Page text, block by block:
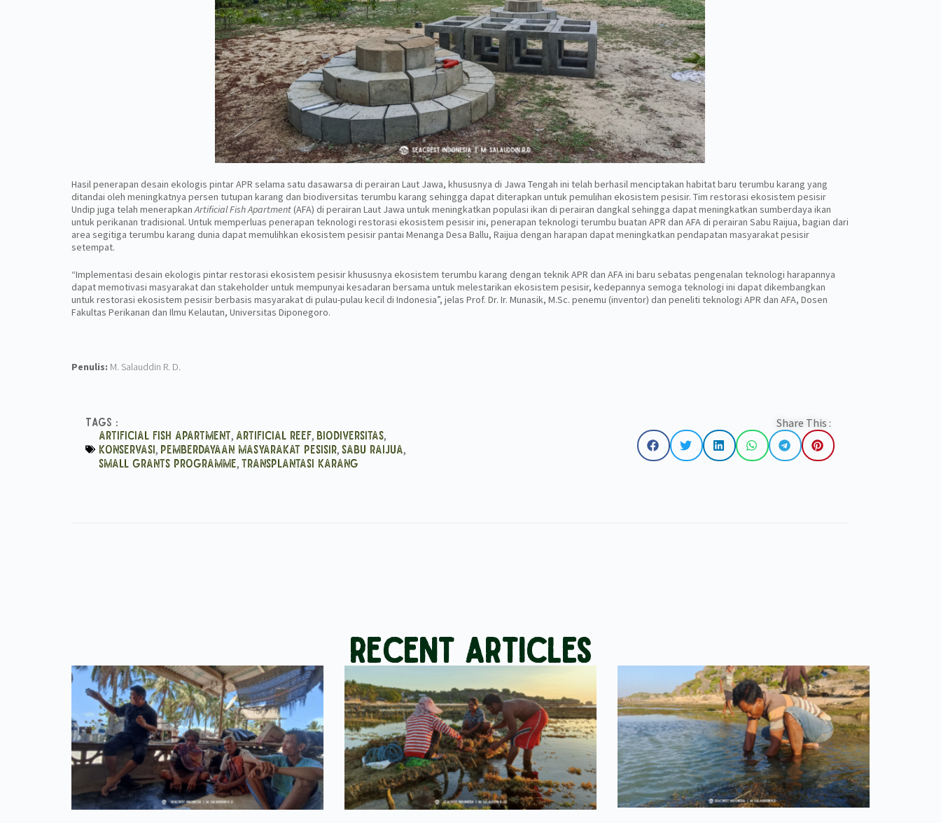
Hasil penerapan desain ekologis pintar APR selama satu dasawarsa di perairan Laut Jawa, khususnya di Jawa Tengah ini telah berhasil menciptakan habitat baru terumbu karang yang
ditandai oleh meningkatnya persen tutupan karang dan biodiversitas terumbu karang sehingga dapat diterapkan untuk pemulihan ekosistem pesisir. Tim restorasi ekosistem pesisir
Undip juga telah menerapkanArtificial Fish Apartment(AFA) di perairan Laut Jawa untuk meningkatkan populasi ikan di perairan dangkal sehingga dapat meningkatkan sumberdaya ikan
untuk perikanan tradisional. Untuk memperluas penerapan teknologi restorasi ekosistem pesisir ini, penerapan teknologi terumbu buatan APR dan AFA di perairan Sabu Raijua, bagian dari
area segitiga terumbu karang dunia dapat memulihkan ekosistem pesisir pantai Menanga Desa Ballu, Raijua dengan harapan dapat meningkatkan pendapatan masyarakat pesisir
setempat.
“Implementasi desain ekologis pintar restorasi ekosistem pesisir khususnya ekosistem terumbu karang dengan teknik APR dan AFA ini baru sebatas pengenalan teknologi harapannya
dapat memotivasi masyarakat dan stakeholder untuk mempunyai kesadaran bersama untuk melestarikan ekosistem pesisir, kedepannya semoga teknologi ini dapat dikembangkan
untuk restorasi ekosistem pesisir berbasis masyarakat di pulau-pulau kecil di Indonesia”, jelas Prof. Dr. Ir. Munasik, M.Sc. penemu (inventor) dan peneliti teknologi APR dan AFA, Dosen
Fakultas Perikanan dan Ilmu Kelautan, Universitas Diponegoro.
Penulis: M. Salauddin R. D.
Tags :
Artificial Fish Apartment, Artificial Reef, Biodiversitas,
Konservasi, Pemberdayaan Masyarakat Pesisir, Sabu Raijua,
Small Grants Programme, Transplantasi Karang
Share This :
Recent Articles